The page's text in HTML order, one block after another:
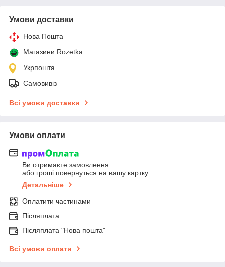
Умови доставки
Нова Пошта
Магазини Rozetka
Укрпошта
Самовивіз
Всі умови доставки
Умови оплати
Ви отримаєте замовлення
або гроші повернуться на вашу картку
Детальніше
Оплатити частинами
Післяплата
Післяплата "Нова пошта"
Всі умови оплати